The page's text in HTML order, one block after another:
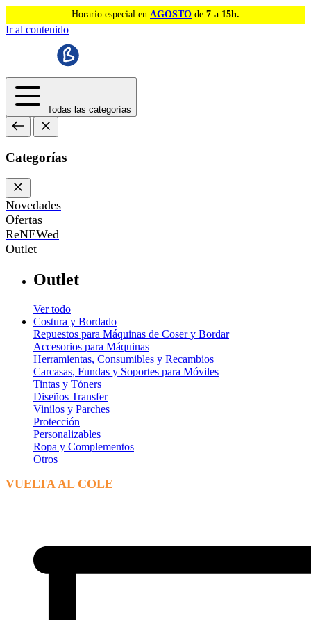
Horario especial en AGOSTO de 7 a 15h.
Ir al contenido
Todas las categorías
Categorías
Novedades
Ofertas
ReNEWed
Outlet
Outlet
Ver todo
Costura y Bordado
Repuestos para Máquinas de Coser y Bordar
Accesorios para Máquinas
Herramientas, Consumibles y Recambios
Carcasas, Fundas y Soportes para Móviles
Tintas y Tóners
Diseños Transfer
Vinilos y Parches
Protección
Personalizables
Ropa y Complementos
Otros
VUELTA AL COLE